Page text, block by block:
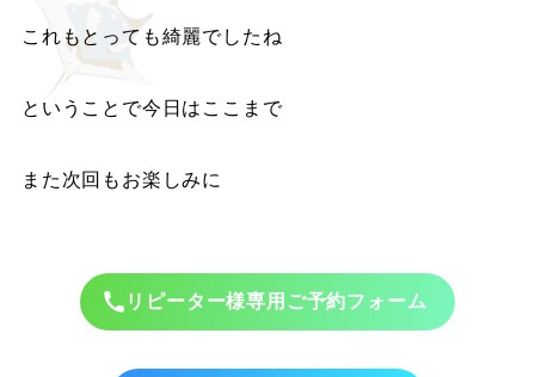
これもとっても綺麗でしたね
ということで今日はここまで
また次回もお楽しみに
リピーター様専用ご予約フォーム